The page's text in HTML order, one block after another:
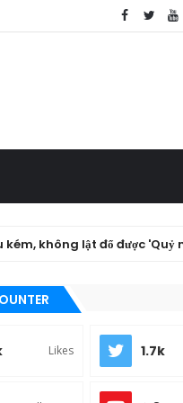
lật đổ được 'Quỷ nhập tràng'
Likes 1.7k